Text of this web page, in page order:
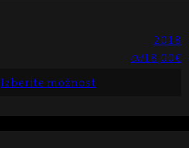
2018
Od18,00€
Izberite možnost